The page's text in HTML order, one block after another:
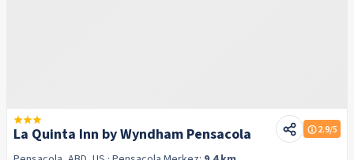
La Quinta Inn by Wyndham Pensacola 2.9/5